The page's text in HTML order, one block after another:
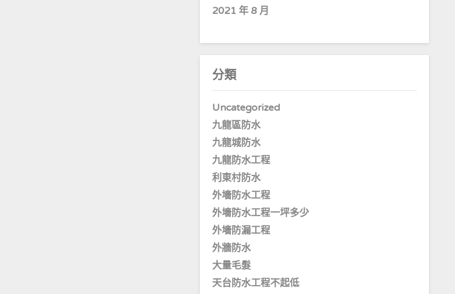
2021 年 8 月
分類
Uncategorized
九龍區防水
九龍城防水
九龍防水工程
利東村防水
外墻防水工程
外墻防水工程一坪多少
外墻防漏工程
外牆防水
大量毛髮
天台防水工程不起低